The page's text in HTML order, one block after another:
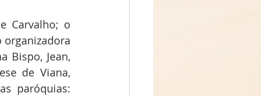
Carvalho; o
organizadora
Bispo, Jean,
de Viana,
paróquias: